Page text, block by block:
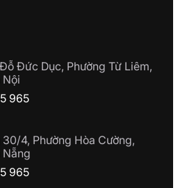
ĐIỆN THÔNG MINH
phố Châu Thới, Phường
CUỘC SỐNG SỐ
NHÀ THÔNG MINH
Đức Dục, Phường Từ Liêm,
Nội
965
30/4, Phường Hòa Cường,
965